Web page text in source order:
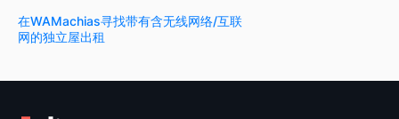
在WAMachias寻找带有含无线网络/互联
网的独立屋出租